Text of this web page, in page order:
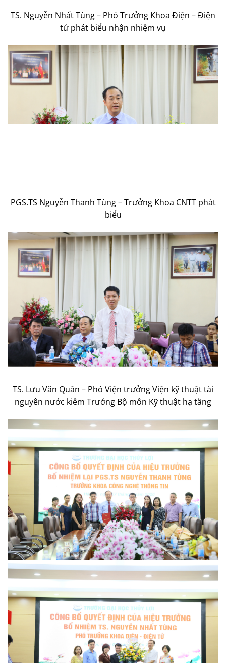
TS. Nguyễn Nhất Tùng – Phó Trưởng Khoa Điện – Điện
tử phát biểu nhận nhiệm vụ
PGS.TS Nguyễn Thanh Tùng – Trưởng Khoa CNTT phát
biểu
TS. Lưu Văn Quân – Phó Viện trưởng Viện kỹ thuật tài
nguyên nước kiêm Trưởng Bộ môn Kỹ thuật hạ tầng